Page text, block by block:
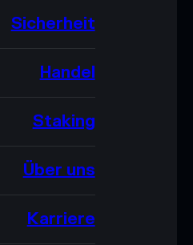
Sicherheit
Handel
Staking
Über uns
Karriere